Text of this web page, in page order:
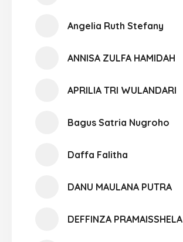
Angelia Ruth Stefany
ANNISA ZULFA HAMIDAH
APRILIA TRI WULANDARI
Bagus Satria Nugroho
Daffa Falitha
DANU MAULANA PUTRA
DEFFINZA PRAMAISSHELA